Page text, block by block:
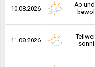
10.08.2026
Ab
11.08.2026